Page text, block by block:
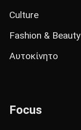
Culture
Fashion & Beauty
Αυτοκίνητο
Focus